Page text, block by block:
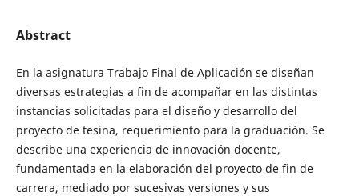
Abstract
En la asignatura Trabajo Final de Aplicación se diseñan
diversas estrategias a fin de acompañar en las distintas
instancias solicitadas para el diseño y desarrollo del
proyecto de tesina, requerimiento para la graduación. Se
describe una experiencia de innovación docente,
fundamentada en la elaboración del proyecto de fin de
carrera, mediado por sucesivas versiones y sus